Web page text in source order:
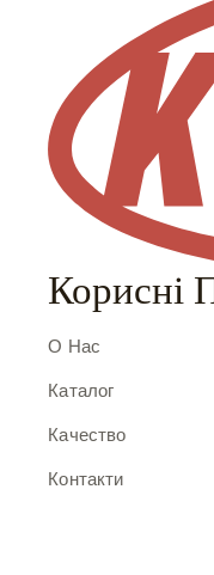
Корисні
О Нас
Каталог
Качество
Контакти